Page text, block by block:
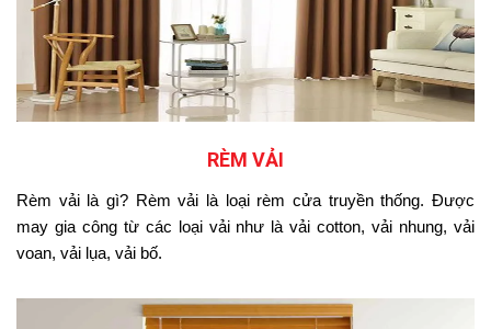
RÈM VẢI
Rèm vải là gì? Rèm vải là loại rèm cửa truyền thống. Được
may gia công từ các loại vải như là vải cotton, vải nhung, vải
voan, vải lụa, vải bố.